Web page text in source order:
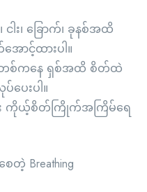
ငါး၊ ခြောက်၊ ခုနစ်အထိ
ာင့်ထားပါ။
စ်ကနေ ရှစ်အထိ စိတ်ထဲ
ေးပါ။
ကိုယ့်စိတ်ကြိုက်အကြိမ်ရေ
တဲ့ Breathing